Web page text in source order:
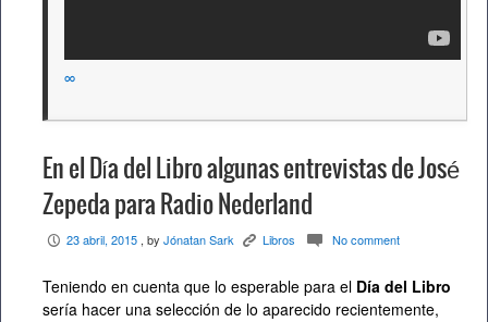
∞
En el Día del Libro algunas entrevistas de José
Zepeda para Radio Nederland
P 23 abril, 2015 , by Jónatan Sark K Libros c No comment
Teniendo en cuenta que lo esperable para el Día del Libro
sería hacer una selección de lo aparecido recientemente,